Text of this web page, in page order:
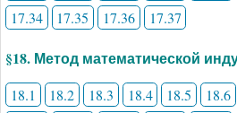
17.34
17.35 17.36 17.37
§18. Метод математической
18.1 18.2 18.3 18.4 18.5 18.6